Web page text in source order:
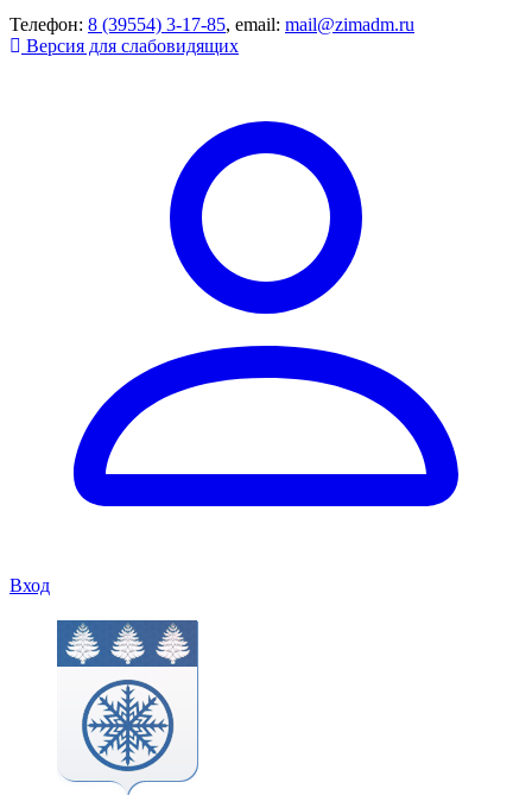
Телефон: 8 (39554) 3-17-85, email: mail@zimadm.ru
Версия для слабовидящих
Вход